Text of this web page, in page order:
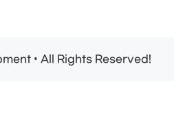
• All Rights Reserved!